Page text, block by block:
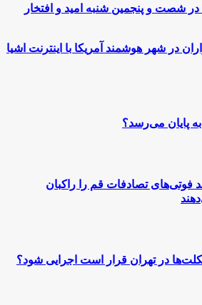
در شصت و پنجمین شنبه امید و افتخار
در شهر هوشمند آمریکا با اینترنت اشیا
به پایان می‌رسد؟
کرد: 56 درصد فوتی‌های تصادفات قم را راکبان
در تهران قرار است اجرایی شود؟